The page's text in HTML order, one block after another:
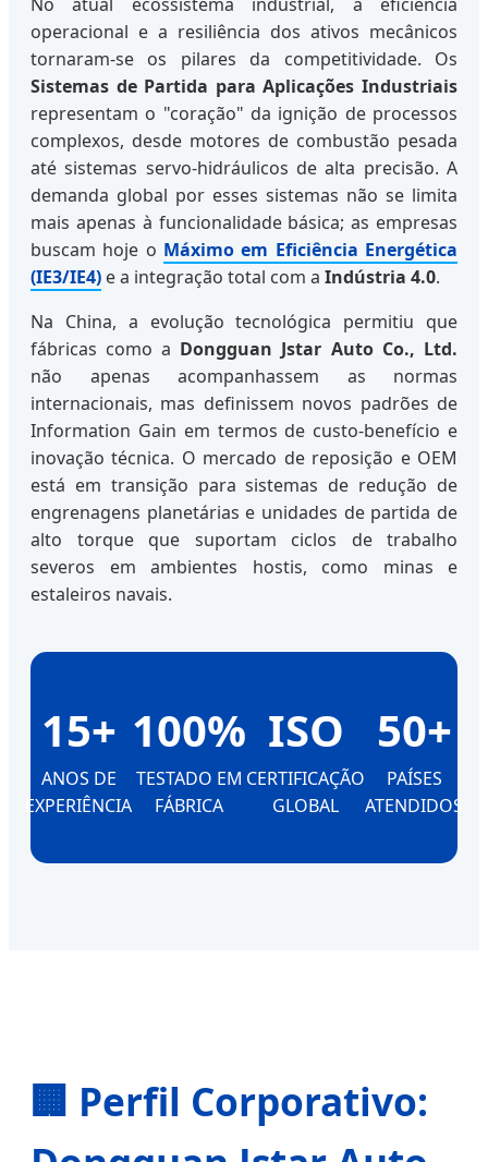
No atual ecossistema industrial, a eficiência
operacional e a resiliência dos ativos mecânicos
tornaram-se os pilares da competitividade. Os
Sistemas de Partida para Aplicações Industriais
representam o "coração" da ignição de processos
complexos, desde motores de combustão pesada
até sistemas servo-hidráulicos de alta precisão. A
demanda global por esses sistemas não se limita
mais apenas à funcionalidade básica; as empresas
buscam hoje o Máximo em Eficiência Energética
(IE3/IE4) e a integração total com a Indústria 4.0.
Na China, a evolução tecnológica permitiu que
fábricas como a Dongguan Jstar Auto Co., Ltd.
não apenas acompanhassem as normas
internacionais, mas definissem novos padrões de
Information Gain em termos de custo-benefício e
inovação técnica. O mercado de reposição e OEM
está em transição para sistemas de redução de
engrenagens planetárias e unidades de partida de
alto torque que suportam ciclos de trabalho
severos em ambientes hostis, como minas e
estaleiros navais.
15+
ANOS DE
EXPERIÊNCIA
100%
TESTADO EM
FÁBRICA
ISO
CERTIFICAÇÃO
GLOBAL
50+
PAÍSES
ATENDIDOS
🏢 Perfil Corporativo: